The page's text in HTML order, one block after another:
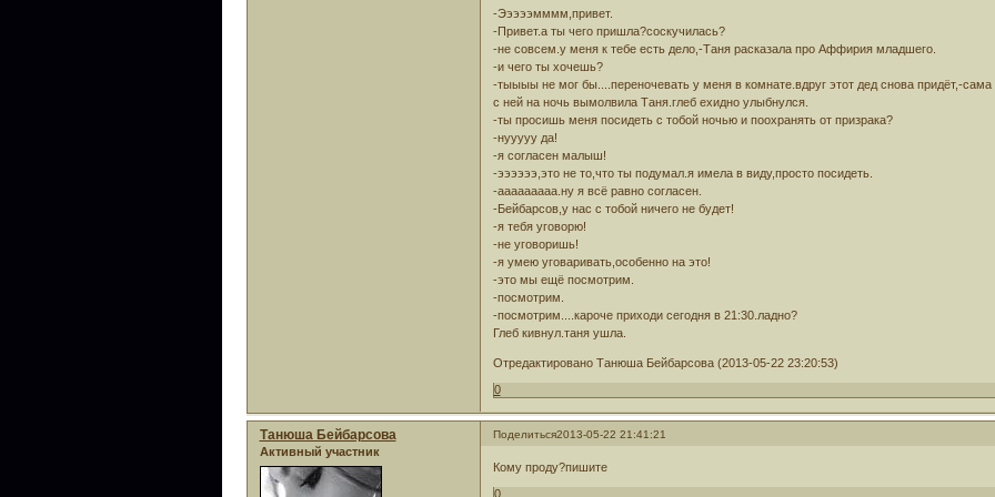
-Эээээмммм,привет.
-Привет.а ты чего пришла?соскучилась?
-не совсем.у меня к тебе есть дело,-Таня расказала про Аффирия младшего.
-и чего ты хочешь?
-тыыыы не мог бы....переночевать у меня в комнате.вдруг этот дед снова придёт,-сама
с ней на ночь вымолвила Таня.глеб ехидно улыбнулся.
-ты просишь меня посидеть с тобой ночью и поохранять от призрака?
-нууууу да!
-я согласен малыш!
-ээээээ,это не то,что ты подумал.я имела в виду,просто посидеть.
-ааааааааа.ну я всё равно согласен.
-Бейбарсов,у нас с тобой ничего не будет!
-я тебя уговорю!
-не уговоришь!
-я умею уговаривать,особенно на это!
-это мы ещё посмотрим.
-посмотрим.
-посмотрим....кароче приходи сегодня в 21:30.ладно?
Глеб кивнул.таня ушла.
Отредактировано Танюша Бейбарсова (2013-05-22 23:20:53)
0
Поделиться2013-05-22 21:41:21
Танюша Бейбарсова
Активный участник
Кому проду?пишите
0